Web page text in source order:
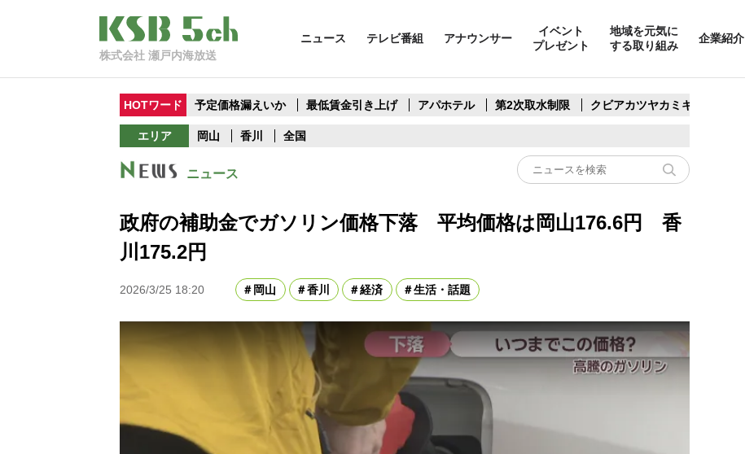
株式会社 瀬戸内海放送
ニュース テレビ番組 アナウンサー
イベント
プレゼント
地域を元気に
する取り組み
企業紹介
HOTワード 予定価格漏えいか 最低賃金引き上げ アパホテル 第2次取水制限 クビアカツヤカミキリ
エリア 岡山 香川 全国
ニュース
政府の補助金でガソリン価格下落 平均価格は岡山176.6円 香
川175.2円
2026/3/25 18:20 岡山 香川 経済 生活・話題